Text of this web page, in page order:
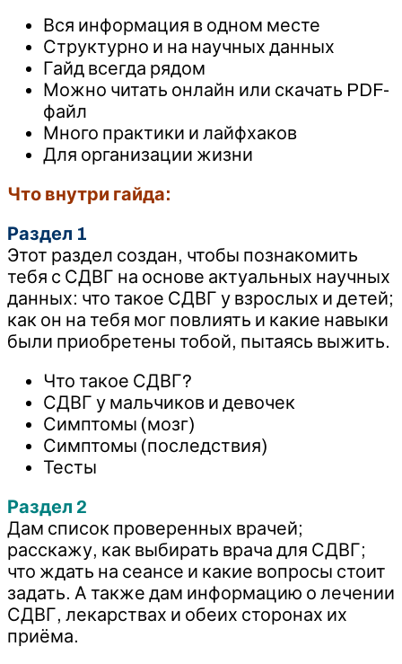
Вся информация в одном месте
Структурно и на научных данных
Гайд всегда рядом
Можно читать онлайн или скачать PDF-
файл
Много практики и лайфхаков
Для организации жизни
Что внутри гайда:
Раздел 1
Этот раздел создан, чтобы познакомить
тебя с СДВГ на основе актуальных научных
данных: что такое СДВГ у взрослых и детей;
как он на тебя мог повлиять и какие навыки
были приобретены тобой, пытаясь выжить.
Что такое СДВГ?
СДВГ у мальчиков и девочек
Симптомы (мозг)
Симптомы (последствия)
Тесты
Раздел 2
Дам список проверенных врачей;
расскажу, как выбирать врача для СДВГ;
что ждать на сеансе и какие вопросы стоит
задать. А также дам информацию о лечении
СДВГ, лекарствах и обеих сторонах их
приёма.